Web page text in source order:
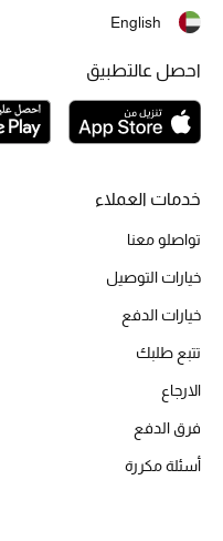
جميع الإكسسورات النسائية
موضة نسائية
تسوقوا للنساء
الموسم الجديد
الحقائب النسائية
دليل ملتزمات الحقائب
خدمات العملاء
تواصلو معنا
خيارات التوصيل
خيارات الدفع
تتبع طلبك
الارجاع
فرق الدفع
أسئلة مكررة
English
احصل عالتطبيق